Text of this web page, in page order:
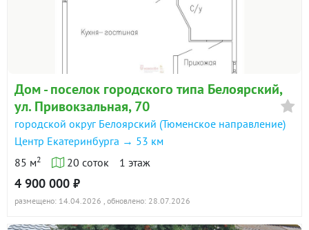
Дом - поселок городского типа Белоярский,
ул. Привокзальная, 70
городской округ Белоярский (Тюменское направление)
Центр Екатеринбурга → 53 км
85 м2 20 соток 1 этаж
4 900 000 ₽
размещено: 14.04.2026 , обновлено: 28.07.2026